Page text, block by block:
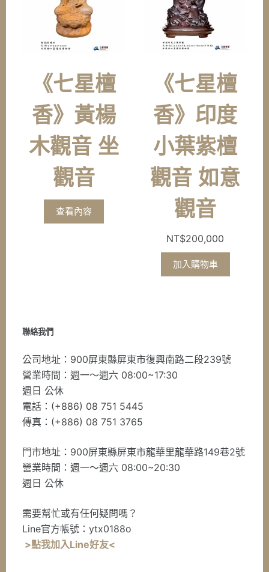
《七星檀
香》黃楊
木觀音 坐
觀音
查看內容
《七星檀
香》印度
小葉紫檀
觀音 如意
觀音
NT$200,000
加入購物車
聯絡我們
公司地址：900屏東縣屏東市復興南路二段239號
營業時間：週一～週六 08:00~17:30
週日 公休
電話：(+886) 08 751 5445
傳真：(+886) 08 751 3765
門市地址：900屏東縣屏東市龍華里龍華路149巷2號
營業時間：週一～週六 08:00~20:30
週日 公休
需要幫忙或有任何疑問嗎？
Line官方帳號：ytx0188o
>點我加入Line好友<